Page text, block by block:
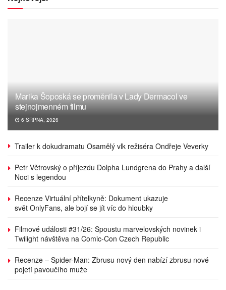
Marika Šoposká se proměnila v Lady Dermacol ve
stejnojmenném filmu
6 SRPNA, 2026
Trailer k dokudramatu Osamělý vlk režiséra Ondřeje Veverky
Petr Větrovský o příjezdu Dolpha Lundgrena do Prahy a další
Noci s legendou
Recenze Virtuální přítelkyně: Dokument ukazuje
svět OnlyFans, ale bojí se jít víc do hloubky
Filmové události #31/26: Spoustu marvelovských novinek i
Twilight návštěva na Comic-Con Czech Republic
Recenze – Spider-Man: Zbrusu nový den nabízí zbrusu nové
pojetí pavoučího muže